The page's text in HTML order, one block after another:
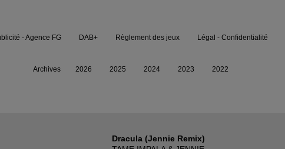
Dracula (jennie Remix)
- Agence FG DAB+ Règlement des jeux Légal - Confidentialité
Archives 2026 2025 2024 2023 2022